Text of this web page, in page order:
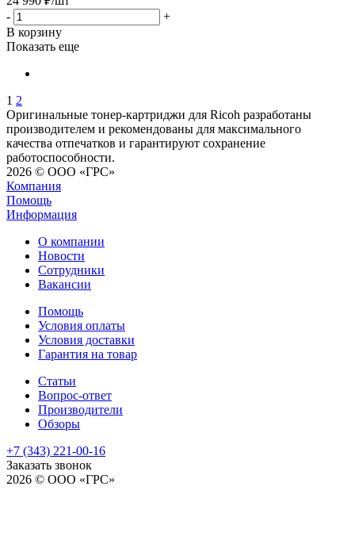
-
+
В корзину
Показать еще
1 2
Оригинальные тонер-картриджи для Ricoh разработаны
производителем и рекомендованы для максимального
качества отпечатков и гарантируют сохранение
работоспособности.
2026 © ООО «ГРС»
Компания
Помощь
Информация
О компании
Новости
Сотрудники
Вакансии
Помощь
Условия оплаты
Условия доставки
Гарантия на товар
Статьи
Вопрос-ответ
Производители
Обзоры
+7 (343) 221-00-16
Заказать звонок
2026 © ООО «ГРС»